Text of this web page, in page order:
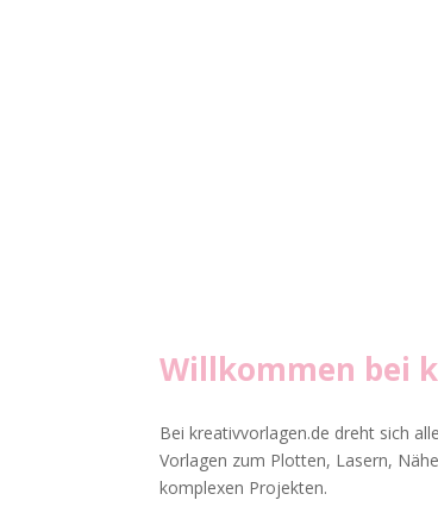
Willkommen bei
Bei kreativvorlagen.de dreht sich
Vorlagen zum Plotten, Lasern,
komplexen Projekten.